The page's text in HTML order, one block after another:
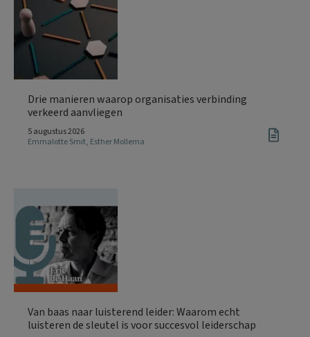
Drie manieren waarop organisaties verbinding
verkeerd aanvliegen
5 augustus 2026
Emmalotte Smit, Esther Mollema
Van baas naar luisterend leider: Waarom echt
luisteren de sleutel is voor succesvol leiderschap